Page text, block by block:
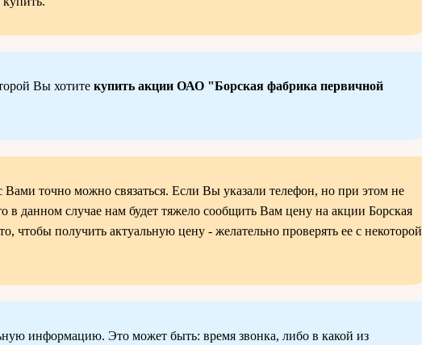
Вы хотите купить акции ОАО "Борская фабрика первичной
точно можно связаться. Если Вы указали телефон, но при этом не
в данном случае нам будет тяжело сообщить Вам цену на акции Борская
получить актуальную цену - желательно проверять ее с некоторой
информацию. Это может быть: время звонка, либо в какой из